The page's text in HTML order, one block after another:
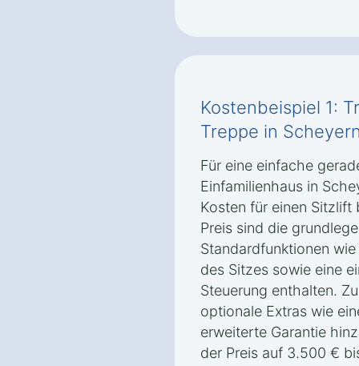
Kostenbeispiel 1:
Treppe in
Für eine einfache
Einfamilienhaus in
Kosten für einen
Preis sind die
Standardfunktionen
des Sitzes sowie eine
Steuerung enthalten.
optionale Extras wie
erweiterte Garantie
der Preis auf 3.500 €